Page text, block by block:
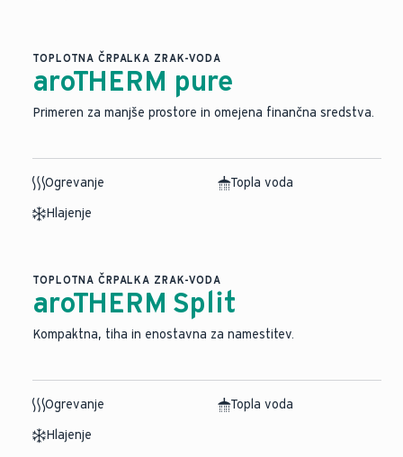
TOPLOTNA ČRPALKA ZRAK-VODA
aroTHERM pure
Primeren za manjše prostore in omejena finančna sredstva.
Ogrevanje
Topla voda
Hlajenje
TOPLOTNA ČRPALKA ZRAK-VODA
aroTHERM Split
⁠Kompaktna, tiha in enostavna za namestitev.
Ogrevanje
Topla voda
Hlajenje